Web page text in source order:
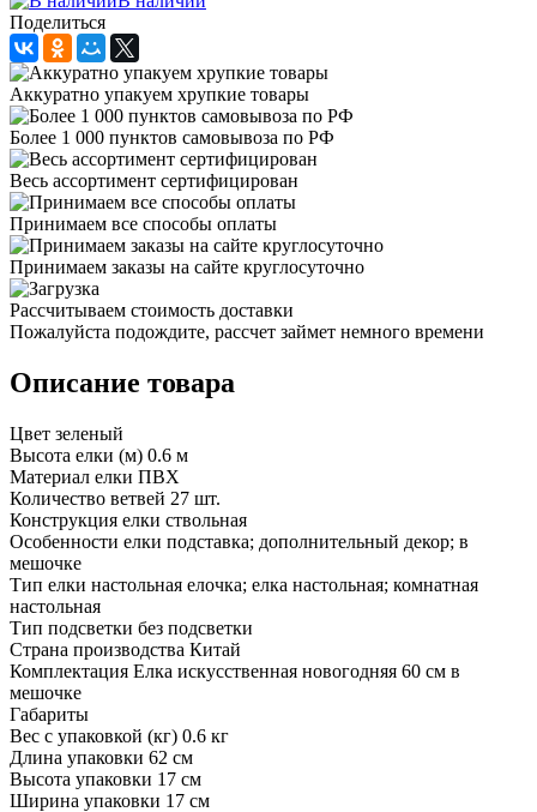
Поделиться
Аккуратно упакуем хрупкие товары
Более 1 000 пунктов самовывоза по РФ
Весь ассортимент сертифицирован
Принимаем все способы оплаты
Принимаем заказы на сайте круглосуточно
Рассчитываем стоимость доставки
Пожалуйста подождите, рассчет займет немного времени
Описание товара
Цвет зеленый
Высота елки (м) 0.6 м
Материал елки ПВХ
Количество ветвей 27 шт.
Конструкция елки ствольная
Особенности елки подставка; дополнительный декор; в
мешочке
Тип елки настольная елочка; елка настольная; комнатная
настольная
Тип подсветки без подсветки
Страна производства Китай
Комплектация Елка искусственная новогодняя 60 см в
мешочке
Габариты
Вес с упаковкой (кг) 0.6 кг
Длина упаковки 62 см
Высота упаковки 17 см
Ширина упаковки 17 см